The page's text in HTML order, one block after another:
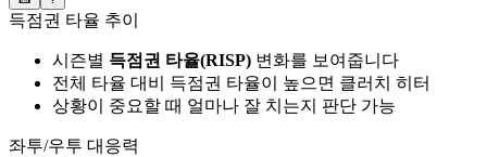
득점권 타율 추이
시즌별 득점권 타율(RISP) 변화를 보여줍니다
전체 타율 대비 득점권 타율이 높으면 클러치 히터
상황이 중요할 때 얼마나 잘 치는지 판단 가능
좌투/우투 대응력